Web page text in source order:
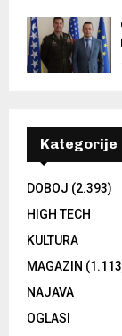
Kategorije
DOBOJ (2.393)
HIGH TECH
KULTURA
MAGAZIN
NAJAVA
OGLASI